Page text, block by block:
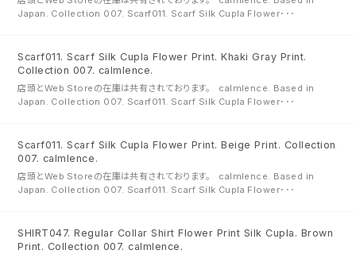
Japan. Collection 007. Scarf011. Scarf Silk Cupla Flower･･･
Scarf011. Scarf Silk Cupla Flower Print. Khaki Gray Print.
Collection 007. calmlence.
店頭とWeb Storeの在庫は共有されております。 calmlence. Based in
Japan. Collection 007. Scarf011. Scarf Silk Cupla Flower･･･
Scarf011. Scarf Silk Cupla Flower Print. Beige Print. Collection
007. calmlence.
店頭とWeb Storeの在庫は共有されております。 calmlence. Based in
Japan. Collection 007. Scarf011. Scarf Silk Cupla Flower･･･
SHIRT047. Regular Collar Shirt Flower Print Silk Cupla. Brown
Print. Collection 007. calmlence.